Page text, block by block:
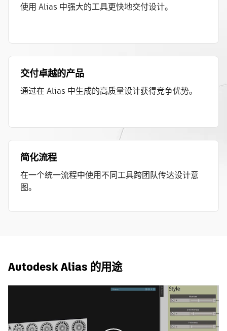
使用 Alias 中强大的工具更快地交付设计。
交付卓越的产品
通过在 Alias 中生成的高质量设计获得竞争优势。
简化流程
在一个统一流程中使用不同工具跨团队传达设计意
图。
Autodesk Alias 的用途